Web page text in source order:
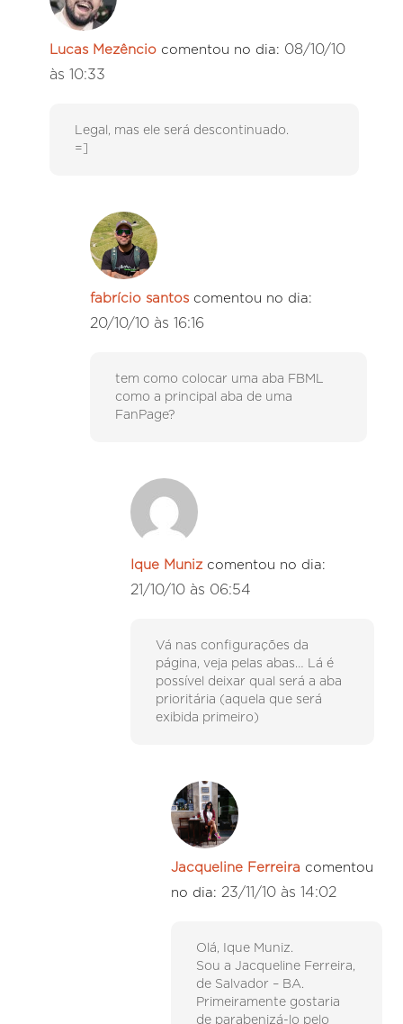
Lucas Mezêncio comentou no dia: 08/10/10
às 10:33
Legal, mas ele será descontinuado.
=]
fabrício santos comentou no dia:
20/10/10 às 16:16
tem como colocar uma aba FBML
como a principal aba de uma
FanPage?
Ique Muniz comentou no dia:
21/10/10 às 06:54
Vá nas configurações da
página, veja pelas abas… Lá é
possível deixar qual será a aba
prioritária (aquela que será
exibida primeiro)
Jacqueline Ferreira comentou
no dia: 23/11/10 às 14:02
Olá, Ique Muniz.
Sou a Jacqueline Ferreira,
de Salvador – BA.
Primeiramente gostaria
de parabenizá-lo pelo